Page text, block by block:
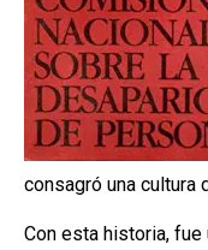
consagró una cultura
Con esta historia,